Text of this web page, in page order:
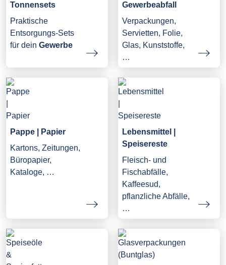
Tonnensets
Praktische
Entsorgungs-Sets
für dein Gewerbe
Gewerbeabfall
Verpackungen,
Servietten, Folie,
Glas, Kunststoffe,
…
Pappe | Papier
Kartons, Zeitungen,
Büropapier,
Kataloge, …
Lebensmittel |
Speisereste
Fleisch- und
Fischabfälle,
Kaffeesud,
pflanzliche Abfälle,
…